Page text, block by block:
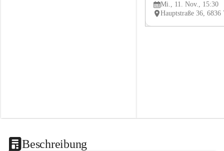
Mi., 11. Nov., 15:30
Beschreibung